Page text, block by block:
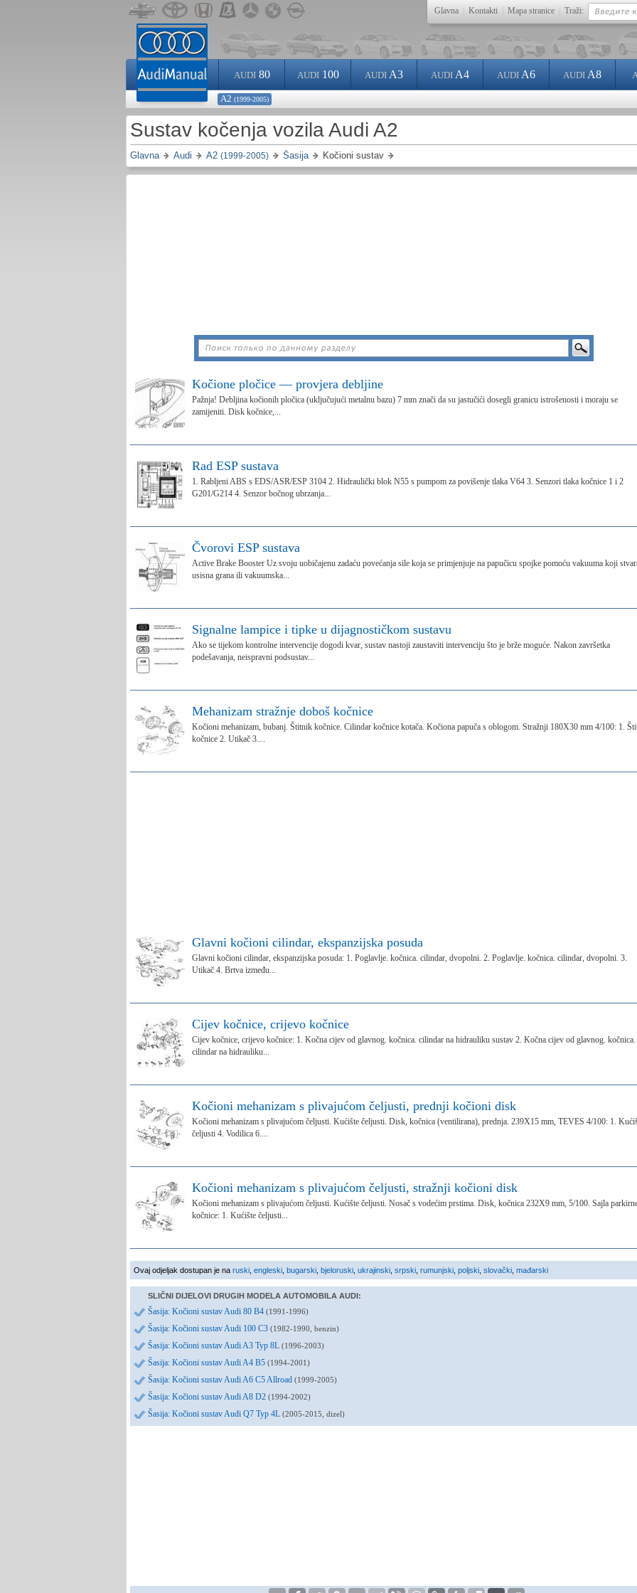
Glavna Kontakti Mapa stranice Traži:
AUDI80 AUDI100 AUDI A3 AUDI A4 AUDI A6 AUDI A8
A2 (1999-2005)
Sustav kočenja vozila Audi A2
Glavna Audi A2 (1999-2005) Šasija Kočioni sustav
Kočione pločice — provjera debljine
Pažnja! Debljina kočionih pločica (uključujući metalnu bazu) 7 mm znači da su jastučići dosegli granicu istrošenosti i moraju se
zamijeniti. Disk kočnice,...
Rad ESP sustava
1. Rabljeni ABS s EDS/ASR/ESP 3104 2. Hidraulički blok N55 s pumpom za povišenje tlaka V64 3. Senzori tlaka kočnice 1 i 2
G201/G214 4. Senzor bočnog ubrzanja...
Čvorovi ESP sustava
Active Brake Booster Uz svoju uobičajenu zadaću povećanja sile koja se primjenjuje na papučicu spojke pomoću vakuuma koji
usisna grana ili vakuumska...
Signalne lampice i tipke u dijagnostičkom sustavu
Ako se tijekom kontrolne intervencije dogodi kvar, sustav nastoji zaustaviti intervenciju što je brže moguće. Nakon završetka
podešavanja, neispravni podsustav...
Mehanizam stražnje doboš kočnice
Kočioni mehanizam, bubanj. Štitnik kočnice. Cilindar kočnice kotača. Kočiona papuča s oblogom. Stražnji 180X30 mm 4/100: 1.
kočnice 2. Utikač 3....
Glavni kočioni cilindar, ekspanzijska posuda
Glavni kočioni cilindar, ekspanzijska posuda: 1. Poglavlje. kočnica. cilindar, dvopolni. 2. Poglavlje. kočnica. cilindar, dvopolni. 3.
Utikač 4. Brtva između...
Cijev kočnice, crijevo kočnice
Cijev kočnice, crijevo kočnice: 1. Kočna cijev od glavnog. kočnica. cilindar na hidrauliku sustav 2. Kočna cijev od glavnog. kočnica.
cilindar na hidrauliku...
Kočioni mehanizam s plivajućom čeljusti, prednji kočioni disk
Kočioni mehanizam s plivajućom čeljusti. Kućište čeljusti. Disk, kočnica (ventilirana), prednja. 239X15 mm, TEVES 4/100: 1.
čeljusti 4. Vodilica 6....
Kočioni mehanizam s plivajućom čeljusti, stražnji kočioni disk
Kočioni mehanizam s plivajućom čeljusti. Kućište čeljusti. Nosač s vodećim prstima. Disk, kočnica 232X9 mm, 5/100. Sajla
kočnice: 1. Kućište čeljusti...
Ovaj odjeljak dostupan je na ruski engleski bugarski bjeloruski ukrajinski srpski rumunjski poljski slovački mađarski
SLIČNI DIJELOVI DRUGIH MODELA AUTOMOBILA AUDI:
Šasija: Kočioni sustav Audi 80 B4 (1991-1996)
Šasija: Kočioni sustav Audi 100 C3 (1982-1990, benzin)
Šasija: Kočioni sustav Audi A3 Typ 8L (1996-2003)
Šasija: Kočioni sustav Audi A4 B5 (1994-2001)
Šasija: Kočioni sustav Audi A6 C5 Allroad (1999-2005)
Šasija: Kočioni sustav Audi A8 D2 (1994-2002)
Šasija: Kočioni sustav Audi Q7 Typ 4L (2005-2015, dizel)